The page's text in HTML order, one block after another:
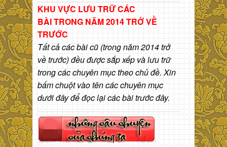
KHU VỰC LƯU TRỮ CÁC
BÀITRONG NĂM 2014 TRỞ VỀ
TRƯỚC
Tất cả các bài cũ (trong năm 2014 trở
về trước) đều được sắp xếp và lưu trữ
trong các chuyên mục theo chủ đề. Xin
bấm chuột vào tên các chuyên mục
dưới đây để đọc lại các bài trước đây.